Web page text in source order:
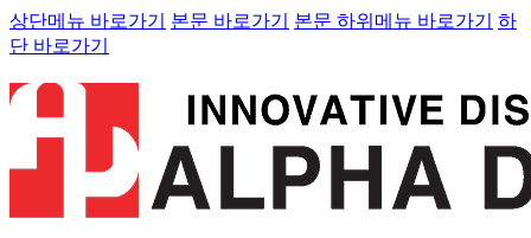
상단메뉴 바로가기 본문 바로가기 본문 하위메뉴 바로가기
하
단 바로가기